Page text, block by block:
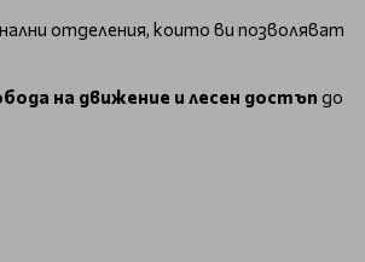
отделения, които ви позволяват
на движение и лесен достъп до